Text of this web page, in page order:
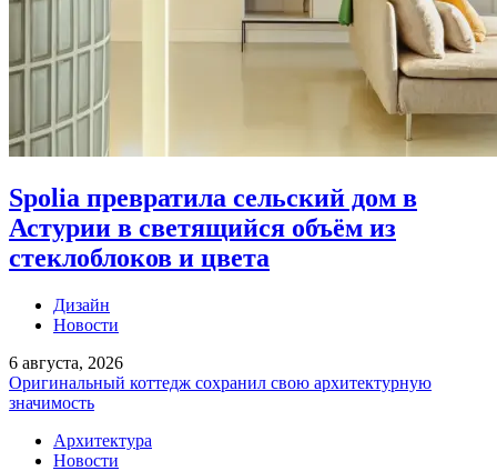
Spolia превратила сельский дом в
Астурии в светящийся объём из
стеклоблоков и цвета
Дизайн
Новости
6 августа, 2026
Оригинальный коттедж сохранил свою архитектурную
значимость
Архитектура
Новости